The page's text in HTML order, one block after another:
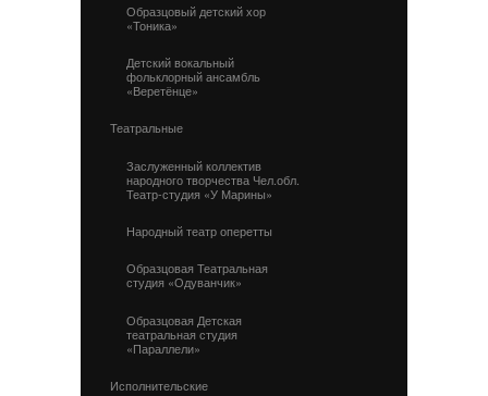
Образцовый детский хор
«Тоника»
Детский вокальный
фольклорный ансамбль
«Веретёнце»
Театральные
Заслуженный коллектив
народного творчества Чел.обл.
Театр-студия «У Марины»
Народный театр оперетты
Образцовая Театральная
студия «Одуванчик»
Образцовая Детская
театральная студия
«Параллели»
Исполнительские